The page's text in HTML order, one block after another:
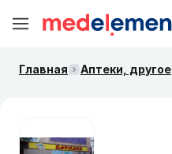
Главная Аптеки, другое